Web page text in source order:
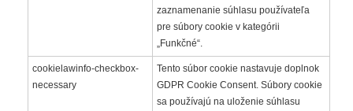
zaznamenanie súhlasu používateľa
pre súbory cookie v kategórii
„Funkčné“.
cookielawinfo-checkbox-
necessary
Tento súbor cookie nastavuje doplnok
GDPR Cookie Consent. Súbory cookie
sa používajú na uloženie súhlasu